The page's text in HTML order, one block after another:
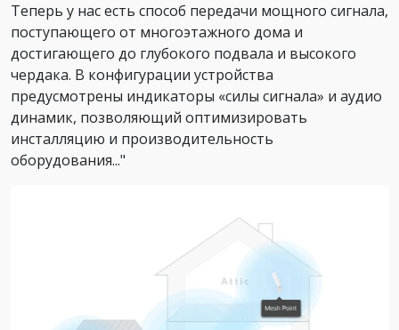
Теперь у нас есть способ передачи мощного сигнала,
поступающего от многоэтажного дома и
достигающего до глубокого подвала и высокого
чердака. В конфигурации устройства
предусмотрены индикаторы «силы сигнала» и аудио
динамик, позволяющий оптимизировать
инсталляцию и производительность
оборудования..."